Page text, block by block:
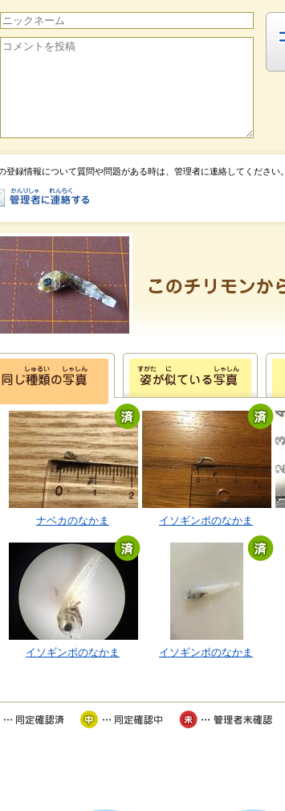
登録情報について質問や問題がある時は、管理者に連絡してください。
ナベカのなかま イソギンポのなかま
イソギンポのなかま イソギンポのなかま